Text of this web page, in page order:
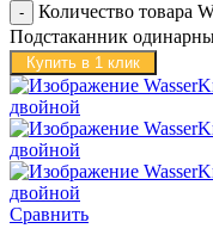
Количество товара
Подстаканник
Купить в 1 клик
Сравнить